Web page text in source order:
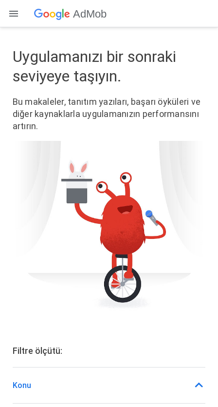
AdMob
Uygulamanızı bir sonraki
seviyeye taşıyın.
Bu makaleler, tanıtım yazıları, başarı öyküleri ve
diğer kaynaklarla uygulamanızın performansını
artırın.
Filtre ölçütü:
Konu